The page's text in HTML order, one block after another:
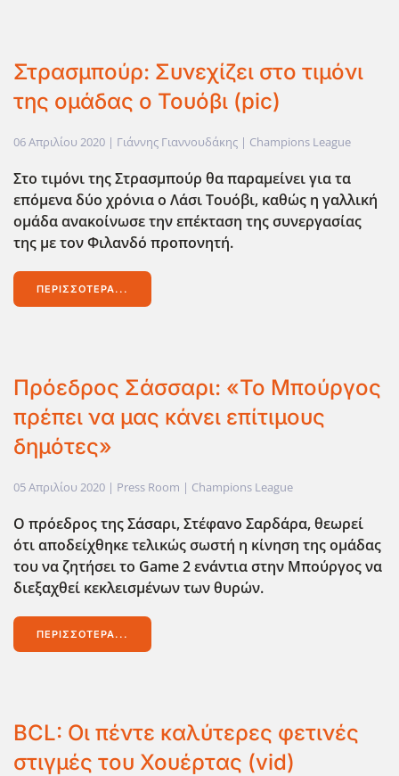
Στρασμπούρ: Συνεχίζει στο τιμόνι
της ομάδας ο Τουόβι (pic)
06 Απριλίου 2020 | Γιάννης Γιαννουδάκης | Champions League
Στο τιμόνι της Στρασμπούρ θα παραμείνει για τα
επόμενα δύο χρόνια ο Λάσι Τουόβι, καθώς η γαλλική
ομάδα ανακοίνωσε την επέκταση της συνεργασίας
της με τον Φιλανδό προπονητή.
ΠΕΡΙΣΣΌΤΕΡΑ...
Πρόεδρος Σάσσαρι: «Το Μπούργος
πρέπει να μας κάνει επίτιμους
δημότες»
05 Απριλίου 2020 | Press Room | Champions League
Ο πρόεδρος της Σάσαρι, Στέφανο Σαρδάρα, θεωρεί
ότι αποδείχθηκε τελικώς σωστή η κίνηση της ομάδας
του να ζητήσει το Game 2 ενάντια στην Μπούργος να
διεξαχθεί κεκλεισμένων των θυρών.
ΠΕΡΙΣΣΌΤΕΡΑ...
BCL: Οι πέντε καλύτερες φετινές
στιγμές του Χουέρτας (vid)